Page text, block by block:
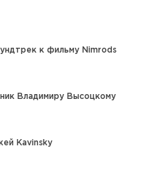
к фильму Nimrods
Владимиру Высоцкому
Kavinsky